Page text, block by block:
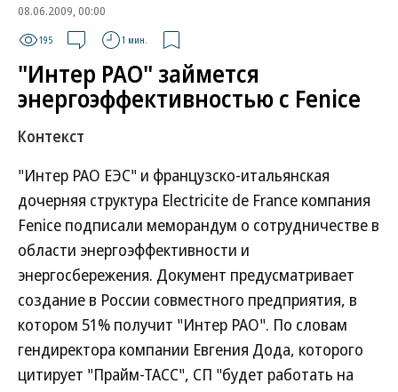
08.06.2009, 00:00
195 1 мин.
"Интер РАО" займется
энергоэффективностью с Fenice
Контекст
"Интер РАО ЕЭС" и французско-итальянская
дочерняя структура Electricite de France компания
Fenice подписали меморандум о сотрудничестве в
области энергоэффективности и
энергосбережения. Документ предусматривает
создание в России совместного предприятия, в
котором 51% получит "Интер РАО". По словам
гендиректора компании Евгения Дода, которого
цитирует "Прайм-ТАСС", СП "будет работать на